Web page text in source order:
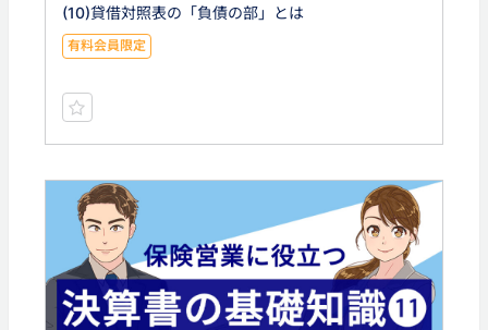
(10)貸借対照表の「負債の部」とは
有料会員限定